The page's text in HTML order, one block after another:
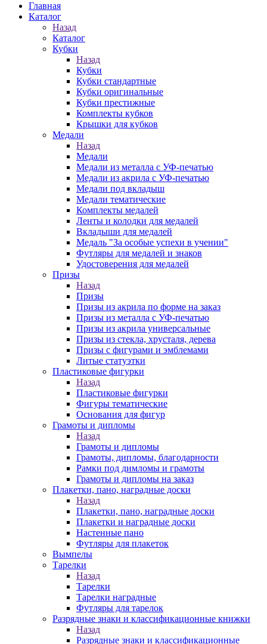
Главная
Каталог
Назад
Каталог
Кубки
Назад
Кубки
Кубки стандартные
Кубки оригинальные
Кубки престижные
Комплекты кубков
Крышки для кубков
Медали
Назад
Медали
Медали из металла с УФ-печатью
Медали из акрила с УФ-печатью
Медали под вкладыш
Медали тематические
Комплекты медалей
Ленты и колодки для медалей
Вкладыши для медалей
Медаль "За особые успехи в учении"
Футляры для медалей и знаков
Удостоверения для медалей
Призы
Назад
Призы
Призы из акрила по форме на заказ
Призы из металла с УФ-печатью
Призы из акрила универсальные
Призы из стекла, хрусталя, дерева
Призы с фигурами и эмблемами
Литые статуэтки
Пластиковые фигурки
Назад
Пластиковые фигурки
Фигуры тематические
Основания для фигур
Грамоты и дипломы
Назад
Грамоты и дипломы
Грамоты, дипломы, благодарности
Рамки под димломы и грамоты
Грамоты и дипломы на заказ
Плакетки, пано, наградные доски
Назад
Плакетки, пано, наградные доски
Плакетки и наградные доски
Настенные пано
Футляры для плакеток
Вымпелы
Тарелки
Назад
Тарелки
Тарелки наградные
Футляры для тарелок
Разрядные знаки и классификационные книжки
Назад
Разрядные знаки и классификационные